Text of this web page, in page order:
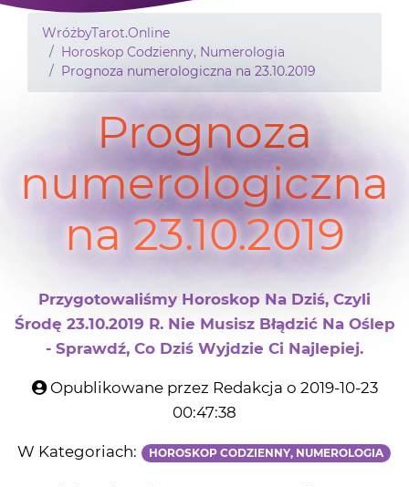
WróżbyTarot.Online
Horoskop Codzienny, Numerologia
Prognoza numerologiczna na 23.10.2019
Prognoza
numerologiczna
na 23.10.2019
Przygotowaliśmy Horoskop Na Dziś, Czyli
Środę 23.10.2019 R. Nie Musisz Błądzić Na Oślep
- Sprawdź, Co Dziś Wyjdzie Ci Najlepiej.
Opublikowane przez Redakcja o 2019-10-23
00:47:38
W Kategoriach: HOROSKOP CODZIENNY, NUMEROLOGIA